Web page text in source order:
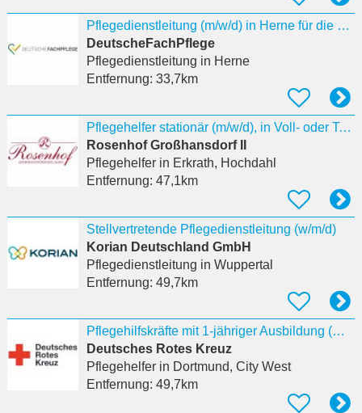
Pflegedienstleitung (m/w/d) in Herne für die Eingliederungshilfe
DeutscheFachPflege
Pflegedienstleitung in Herne
Entfernung: 33,7km
Pflegehelfer stationär (m/w/d), in Voll- oder Teilzeit in Erkrath
Rosenhof Großhansdorf II
Pflegehelferin Erkrath, Hochdahl
Entfernung: 47,1km
Stellvertretende Pflegedienstleitung (w/m/d)
Korian Deutschland GmbH
Pflegedienstleitung in Wuppertal
Entfernung: 49,7km
Pflegehilfskräfte mit 1-jähriger Ausbildung (m/w/d)
Deutsches Rotes Kreuz
Pflegehelferin Dortmund, City West
Entfernung: 49,7km